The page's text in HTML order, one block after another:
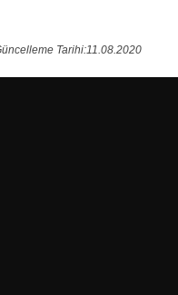
Tarihi:11.08.2020